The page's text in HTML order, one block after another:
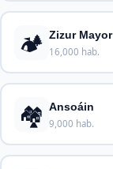
🏕️ Zizur Mayor
16,000 hab.
🏘️ Ansoáin
9,000 hab.